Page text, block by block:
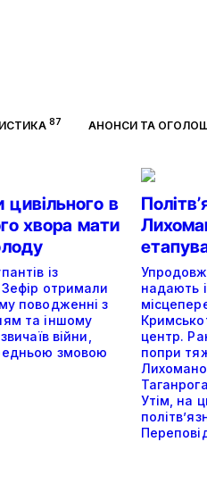
87 АНОНСИ ТА
в
хвора мати
із
отримали
поводженні з
та іншому
війни,
змовою
Упродовж
надають
центр.
попри
Утім, на